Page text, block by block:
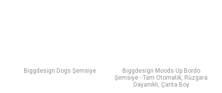
Biggdesign Dogs Şemsiye
Biggdesign Moods Up Bordo
Şemsiye - Tam Otomatik, Rüzgara
Dayanıklı, Çanta Boy